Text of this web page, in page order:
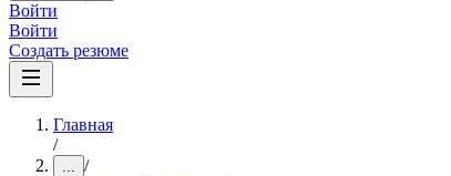
Войти
Войти
Создать резюме
Главная
/
... /